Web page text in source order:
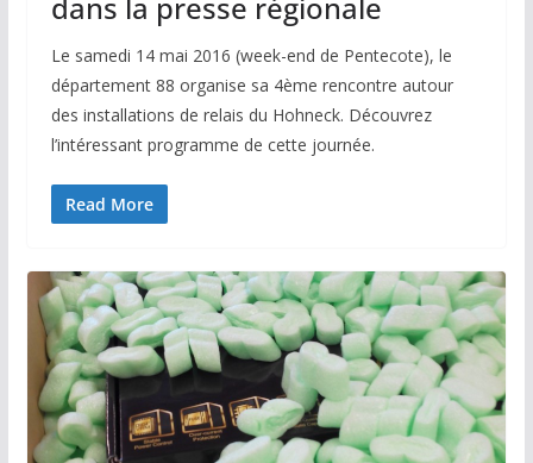
dans la presse régionale
Le samedi 14 mai 2016 (week-end de Pentecote), le
département 88 organise sa 4ème rencontre autour
des installations de relais du Hohneck. Découvrez
l’intéressant programme de cette journée.
Read More